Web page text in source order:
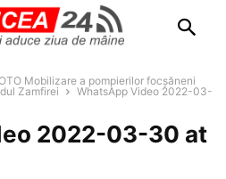
Mobilizare a pompierilor focșăneni
Zamfirei
WhatsApp Video 2022-03-
2022-03-30 at